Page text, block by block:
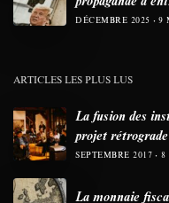
DÉCEMBRE 2025 9
ARTICLES LES PLUS LUS
La fusion des
projet rétrograde
SEPTEMBRE 2017 8
La monnaie